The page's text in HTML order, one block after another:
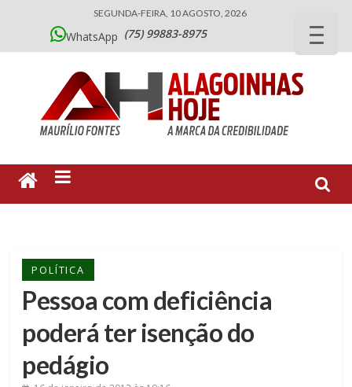
SEGUNDA-FEIRA, 10 AGOSTO, 2026
WhatsApp (75) 99883-8975
POLÍTICA
Pessoa com deficiência
poderá ter isenção do
pedágio